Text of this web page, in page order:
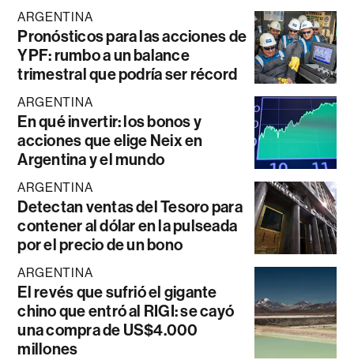
ARGENTINA
Pronósticos para las acciones de
YPF: rumbo a un balance
trimestral que podría ser récord
ARGENTINA
En qué invertir: los bonos y
acciones que elige Neix en
Argentina y el mundo
ARGENTINA
Detectan ventas del Tesoro para
contener al dólar en la pulseada
por el precio de un bono
ARGENTINA
El revés que sufrió el gigante
chino que entró al RIGI: se cayó
una compra de US$4.000
millones